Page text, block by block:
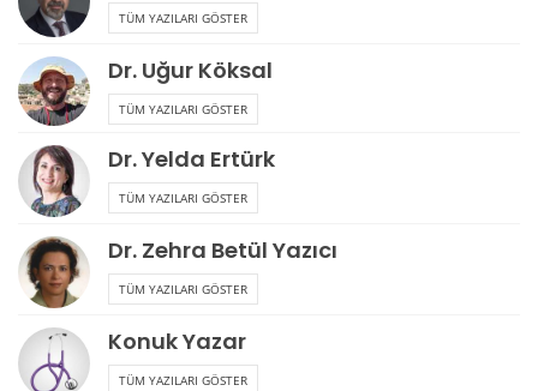
TÜM YAZILARI GÖSTER
Dr. Uğur Köksal
TÜM YAZILARI GÖSTER
Dr. Yelda Ertürk
TÜM YAZILARI GÖSTER
Dr. Zehra Betül Yazıcı
TÜM YAZILARI GÖSTER
Konuk Yazar
TÜM YAZILARI GÖSTER